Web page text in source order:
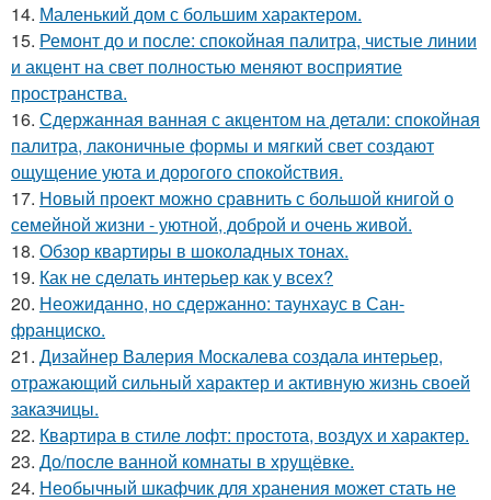
14. Маленький дом с большим характером.
15. Ремонт до и после: спокойная палитра, чистые линии
и акцент на свет полностью меняют восприятие
пространства.
16. Сдержанная ванная с акцентом на детали: спокойная
палитра, лаконичные формы и мягкий свет создают
ощущение уюта и дорогого спокойствия.
17. Новый проект можно сравнить с большой книгой о
семейной жизни - уютной, доброй и очень живой.
18. Обзор квартиры в шоколадных тонах.
19. Как не сделать интерьер как у всех?
20. Неожиданно, но сдержанно: таунхаус в Сан-
франциско.
21. Дизайнер Валерия Москалева создала интерьер,
отражающий сильный характер и активную жизнь своей
заказчицы.
22. Квартира в стиле лофт: простота, воздух и характер.
23. До/после ванной комнаты в хрущёвке.
24. Необычный шкафчик для хранения может стать не